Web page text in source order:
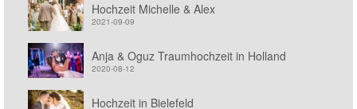
Hochzeit Michelle & Alex
2021-09-09
Anja & Oguz Traumhochzeit in Holland
2020-08-12
Hochzeit in Bielefeld